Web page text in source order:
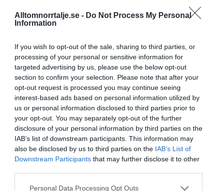
Alltomnorrtalje.se - Do Not Process My Personal
Information
If you wish to opt-out of the sale, sharing to third parties, or
processing of your personal or sensitive information for
targeted advertising by us, please use the below opt-out
section to confirm your selection. Please note that after your
opt-out request is processed you may continue seeing
interest-based ads based on personal information utilized by
us or personal information disclosed to third parties prior to
your opt-out. You may separately opt-out of the further
disclosure of your personal information by third parties on the
IAB’s list of downstream participants. This information may
also be disclosed by us to third parties on the IAB’s List of
Downstream Participants that may further disclose it to other
Personal Data Processing Opt Outs